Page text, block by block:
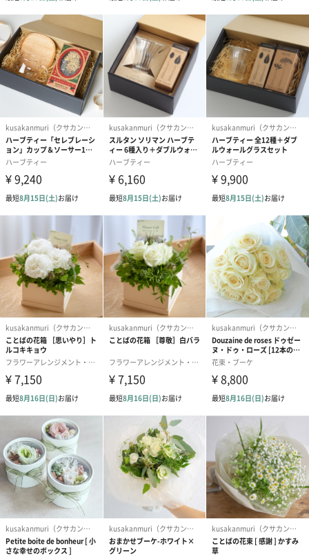
綺麗なリボンがかかった上品な箱に入れてお届けしています。
プレゼントとしてハーブティーを贈ってみてはいかがでしょう
か？
商品詳細情報
ボックスサイ
ズ
縦19.5cm、横19.5cm、高さ9.5cm
原産国
フランス
セット内容／
原材料
レッドクローバー
プリムローズ
エルダーフラワー
ヤーロウ
メドウスイート
ローズマリー 各1本ずつ
ハーブティー
用カップ＆ウ
ッドソーサー
セット
カップ 耐熱ガラス（耐熱温度差 120℃）
ソーサー 天然木（メープル）
オプション
ラッピング：対応
メッセージカード：可能
熨斗：不可
紙袋：可能
送料につきま
して
・送料はご注文個数ごとにかかります。
(例)商品2点の場合は、送料も2個口になります。
・複数点ご注文いただいた場合、ご注文時の送料は1個
口のみ発生します。後日、2点目以降の送料をご請求さ
せていただくご連絡が届きます。
商品オプション情報